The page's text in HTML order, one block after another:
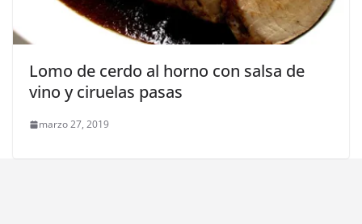
Lomo de cerdo al horno con salsa de
vino y ciruelas pasas
marzo 27, 2019